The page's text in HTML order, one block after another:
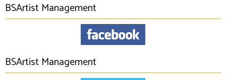
BSArtist Management
BSArtist Management